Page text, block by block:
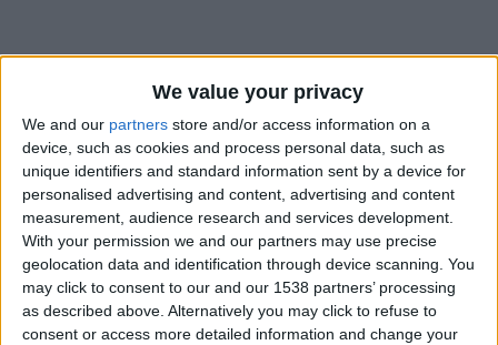
We value your privacy
We and our partners store and/or access information on a
device, such as cookies and process personal data, such as
unique identifiers and standard information sent by a device for
personalised advertising and content, advertising and content
measurement, audience research and services development.
With your permission we and our partners may use precise
geolocation data and identification through device scanning. You
may click to consent to our and our 1538 partners’ processing
as described above. Alternatively you may click to refuse to
consent or access more detailed information and change your
Les listes pour la Coupe du monde 2026 de la Belgique et du
Japon ont été dévoilées ce vendredi. Et sans surprise, les deux
ressortissants de ces pays dans l’effectif de l’AS Monaco,
Wout Faes et Takumi Minamino, ne sont pas présents. Le
premier, qui compte 28 sélections avec lesDiables Rouges
avait nourri l’espoir d’être appelé grâce à ses performances